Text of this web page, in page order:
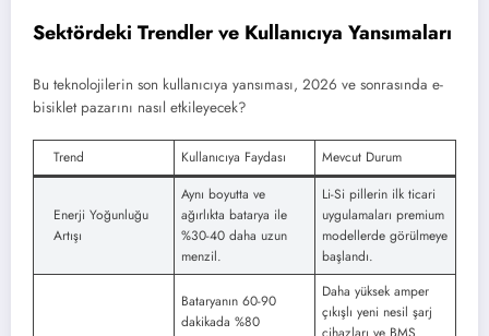
Sektördeki Trendler ve Kullanıcıya Yansımaları
Bu teknolojilerin son kullanıcıya yansıması, 2026 ve sonrasında e-
bisiklet pazarını nasıl etkileyecek?
Trend Kullanıcıya Faydası Mevcut Durum
Enerji Yoğunluğu
Artışı
Aynı boyutta ve
ağırlıkta batarya ile
%30-40 daha uzun
menzil.
Li-Si pillerin ilk ticari
uygulamaları premium
modellerde görülmeye
başlandı.
Bataryanın 60-90
dakikada %80
Daha yüksek amper
çıkışlı yeni nesil şarj